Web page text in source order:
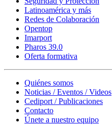
Latinoamérica y más
Redes de Colaboración
Opentop
Imarport
Pharos 39.0
Oferta formativa
Quiénes somos
Noticias / Eventos / Videos
Cediport / Publicaciones
Contacto
Únete a nuestro equipo